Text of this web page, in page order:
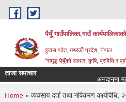
Skip to main content
पैयूँ गाउँपालिका,गाउँ
हुवास,पर्वत, गण्डकी प्रदेश, नेपाल
"समृद्ध पैयूँको आधार; कृषि, प्रविधि र
ताजा समाचार
अनुदानमा मल
सूचना तथा
You are here
Home » व्यवसाय दर्ता तथा नविकरण कार्यविधि,